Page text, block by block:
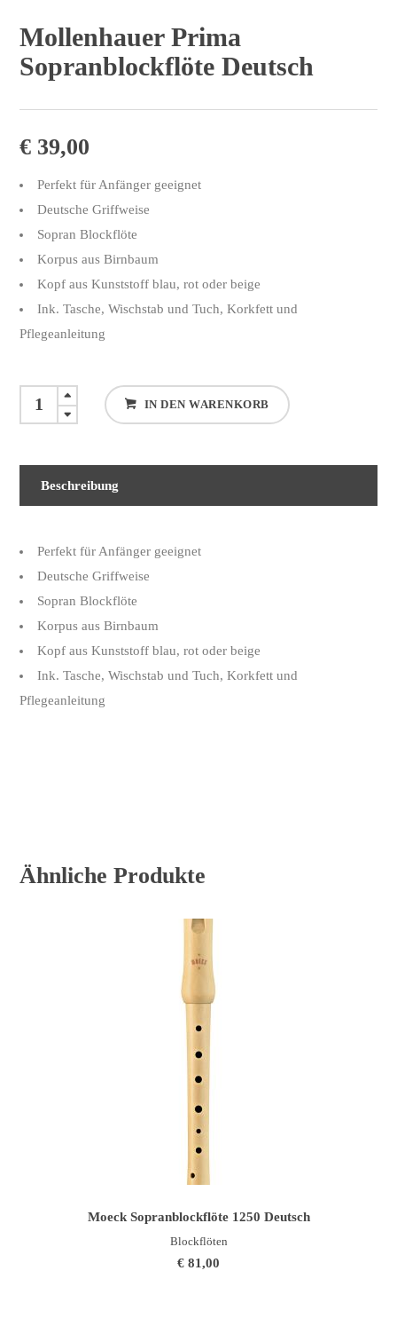
Mollenhauer Prima
Sopranblockflöte Deutsch
€ 39,00
Perfekt für Anfänger geeignet
Deutsche Griffweise
Sopran Blockflöte
Korpus aus Birnbaum
Kopf aus Kunststoff blau, rot oder beige
Ink. Tasche, Wischstab und Tuch, Korkfett und
Pflegeanleitung
Mollenhauer
Prima
IN DEN WARENKORB
Beschreibung
Perfekt für Anfänger geeignet
Deutsche Griffweise
Sopran Blockflöte
Korpus aus Birnbaum
Kopf aus Kunststoff blau, rot oder beige
Ink. Tasche, Wischstab und Tuch, Korkfett und
Pflegeanleitung
Ähnliche Produkte
Moeck Sopranblockflöte 1250 Deutsch
Blockflöten
€ 81,00